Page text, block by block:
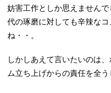
妨害工作としか思えません
代の琢磨に対しても辛辣な
ね・・。
しかしあえて言いたいのは
ム立ち上げからの責任を全う